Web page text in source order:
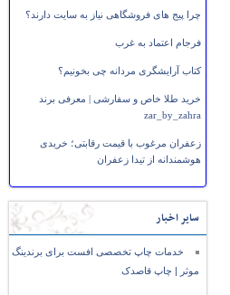
چرا پیج های فروشگاهی نیاز به سایت دارند؟
فرجام اعتماد به غرب
کتاب آرایشگری مردانه چی بخونیم؟
خرید طلا خاص و سفارشی | معرفی برند
zar_by_zahra
زعفران مرغوب با قیمت رقابتی؛ خریدی
هوشمندانه از تیدا زعفران
سایر اخبار
خدمات چاپ تخصصی افست برای برندینگ
موثر | چاپ قاصدک